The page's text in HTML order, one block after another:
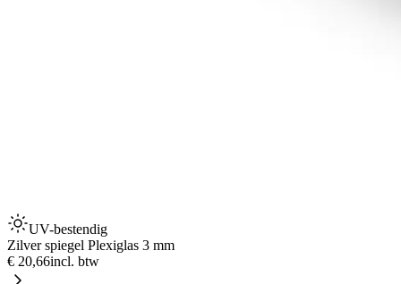
UV-bestendig
Zilver spiegel Plexiglas 3 mm
€ 20,66incl. btw